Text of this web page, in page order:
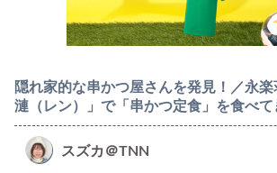
隠れ家的な串かつ屋さんを発見！／永
漣（レン）」で「串かつ定食」を食べて
スズカ＠TNN